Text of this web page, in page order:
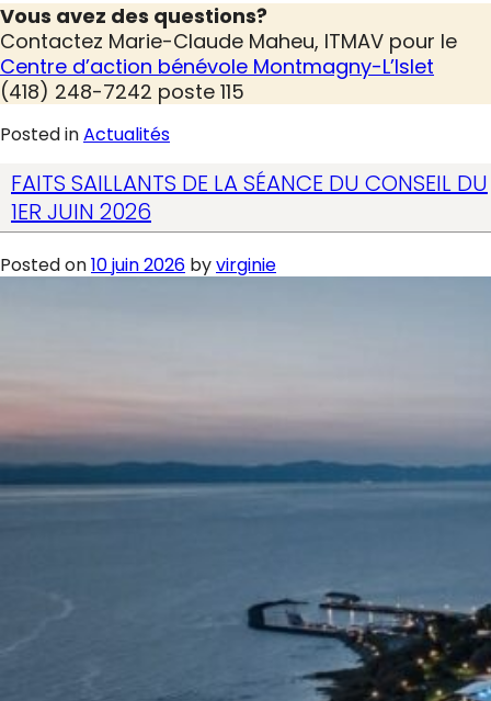
Vous avez des questions?
Contactez Marie-Claude Maheu, ITMAV pour le
Centre d’action bénévole Montmagny-L’Islet
(418) 248-7242 poste 115
Posted inActualités
FAITS SAILLANTS DE LA SÉANCE DU CONSEIL DU
1ER JUIN 2026
Posted on10 juin 2026 byvirginie